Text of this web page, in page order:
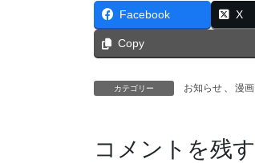
Facebook X
Copy
カテゴリー お知らせ 、 漫画
コメントを残す